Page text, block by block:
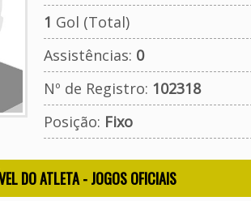
1 Gol (Total)
Assistências: 0
Nº de Registro: 102318
Posição: Fixo
DO ATLETA - JOGOS OFICIAIS